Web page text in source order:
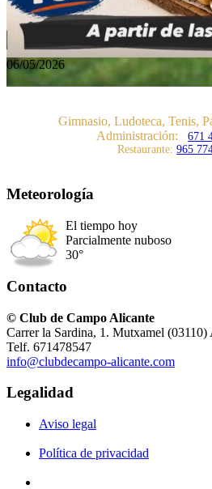
06/05/2026
Gimnasio, Ludoteca, Tenis,
Administración:
671
Restaurante: 965
Meteorología
El tiempo hoy
Parcialmente nuboso
30°
Contacto
© Club de Campo Alicante
Carrer la Sardina, 1. Mutxamel (03110)
Telf. 671478547
info@clubdecampo-alicante.com
Legalidad
Aviso legal
Política de privacidad